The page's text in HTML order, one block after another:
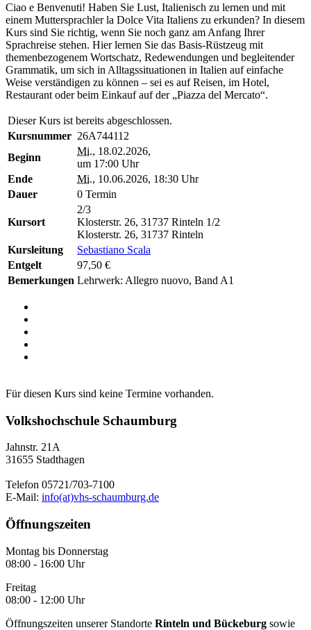
Ciao e Benvenuti! Haben Sie Lust, Italienisch zu lernen und mit
einem Muttersprachler la Dolce Vita Italiens zu erkunden? In diesem
Kurs sind Sie richtig, wenn Sie noch ganz am Anfang Ihrer
Sprachreise stehen. Hier lernen Sie das Basis-Rüstzeug mit
themenbezogenem Wortschatz, Redewendungen und begleitender
Grammatik, um sich in Alltagssituationen in Italien auf einfache
Weise verständigen zu können – sei es auf Reisen, im Hotel,
Restaurant oder beim Einkauf auf der „Piazza del Mercato“.
Dieser Kurs ist bereits abgeschlossen.
Kursnummer 26A744112
Beginn
Mi., 18.02.2026,
um 17:00 Uhr
Ende
Mi., 10.06.2026, 18:30 Uhr
Dauer
0 Termin
Kursort
2/3
Klosterstr. 26, 31737 Rinteln 1/2
Klosterstr. 26, 31737 Rinteln
Kursleitung
Sebastiano Scala
Entgelt
97,50 €
Bemerkungen Lehrwerk: Allegro nuovo, Band A1
Für diesen Kurs sind keine Termine vorhanden.
Volkshochschule Schaumburg
Jahnstr. 21A
31655 Stadthagen
Telefon 05721/703-7100
E-Mail: info(at)vhs-schaumburg.de
Öffnungszeiten
Montag bis Donnerstag
08:00 - 16:00 Uhr
Freitag
08:00 - 12:00 Uhr
Öffnungszeiten unserer Standorte Rinteln und Bückeburg sowie